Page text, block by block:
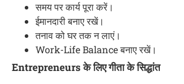
समय पर कार्य पूरा करें।
ईमानदारी बनाए रखें।
तनाव को घर तक न लाएं।
Work-Life Balance बनाए रखें।
Entrepreneurs के लिए गीता के सिद्धांत